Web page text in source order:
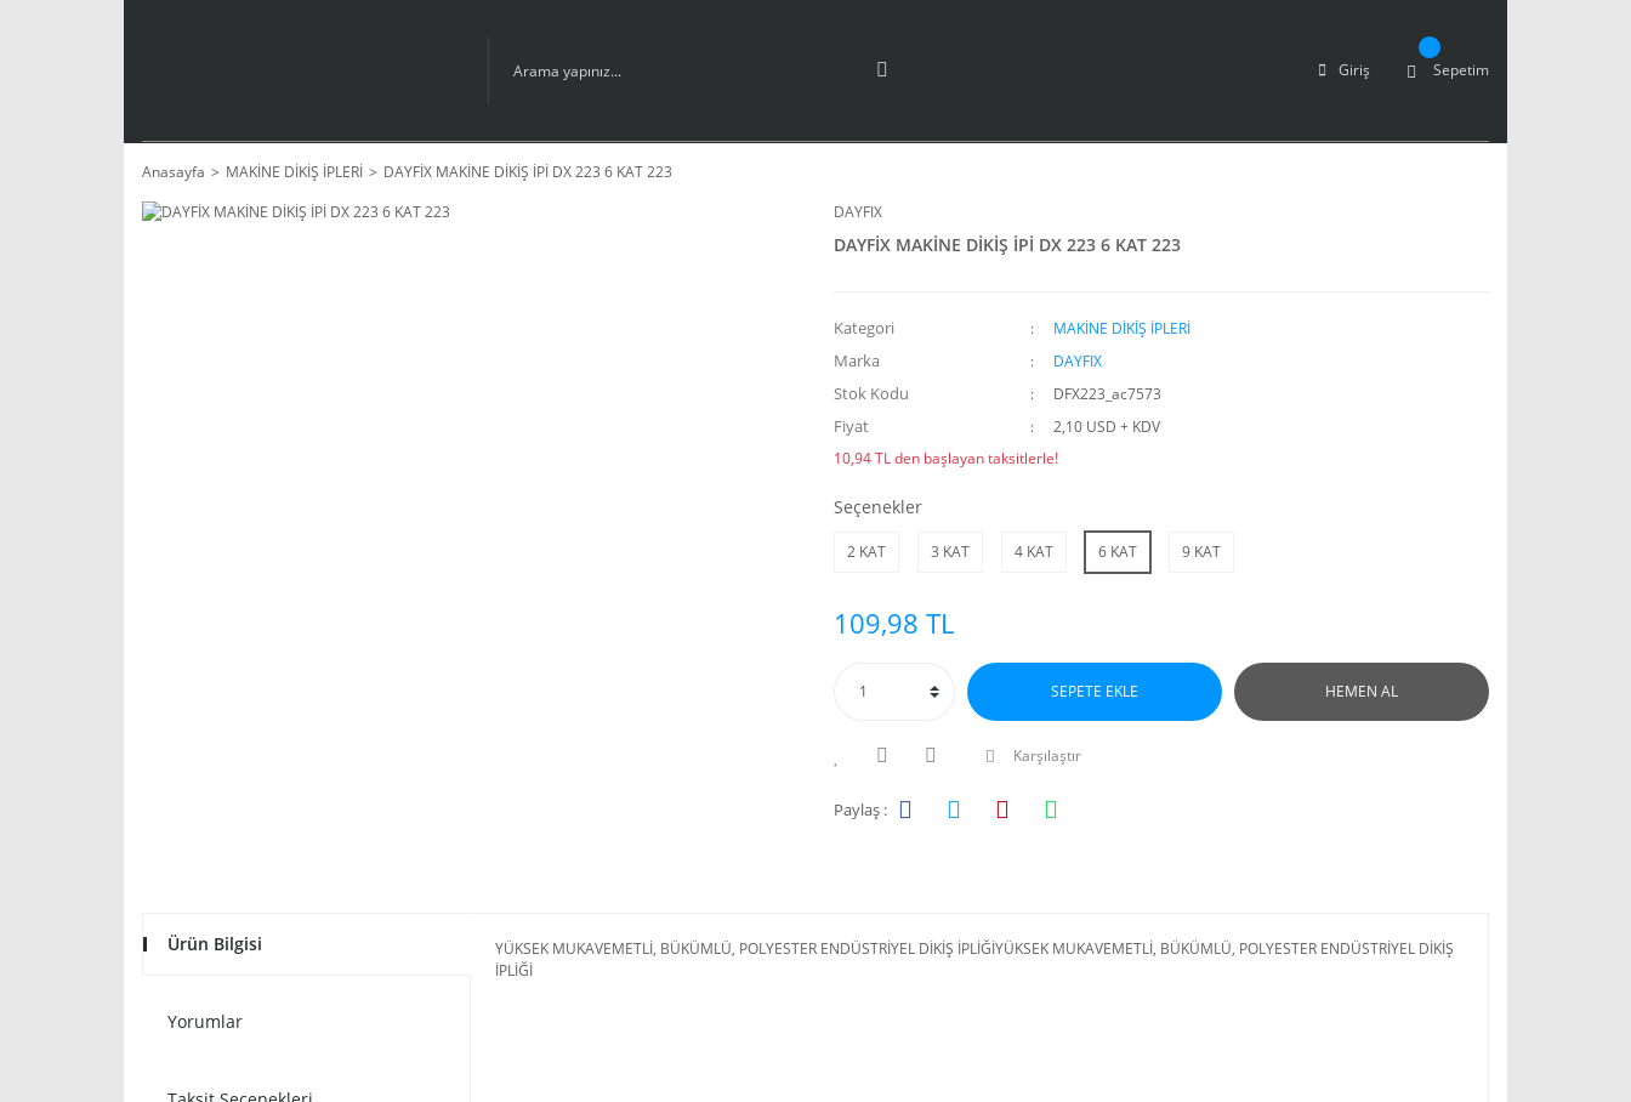
Giriş Sepetim
Anasayfa MAKİNE DİKİŞ İPLERİ
DAYFİX MAKİNE DİKİŞ İPİ DX 223 6 KAT 223
DAYFIX
DAYFİX MAKİNE DİKİŞ İPİ DX 223 6 KAT 223
Kategori MAKİNE DİKİŞ İPLERİ
Marka DAYFIX
Stok Kodu DFX223_ac7573
Fiyat
2,10 USD + KDV
10,94 TL den başlayan taksitlerle!
Seçenekler
2 KAT 3 KAT 4 KAT 6 KAT 9 KAT
109,98 TL
SEPETE EKLE HEMEN AL
Karşılaştır
Paylaş :
Ürün Bilgisi
Yorumlar
YÜKSEK MUKAVEMETLİ, BÜKÜMLÜ, POLYESTER ENDÜSTRİYEL DİKİŞ İPLİĞİYÜKSEK MUKAVEMETLİ, BÜKÜMLÜ, POLYESTER ENDÜSTRİYEL DİKİŞ
İPLİĞİ